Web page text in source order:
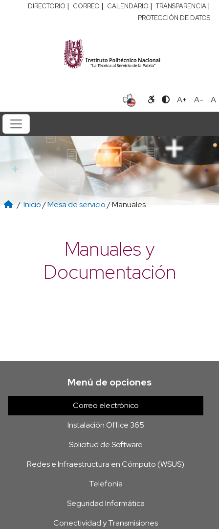
DIRECTORIO | CORREO | CALENDARIO | TRANSPARENCIA |
PROTECCIÓN DE DATOS
A+ A- A
/ Inicio/Mesa de servicio/ Manuales
Manuales y
Documentación
Menú de opciones
Correo electrónico
Instalación Office 365
Solicitud de Software
Redes e Infraestructura en Cómputo (WSUS)
Telefonía
Seguridad Informática
Conectividad y Transmisiones